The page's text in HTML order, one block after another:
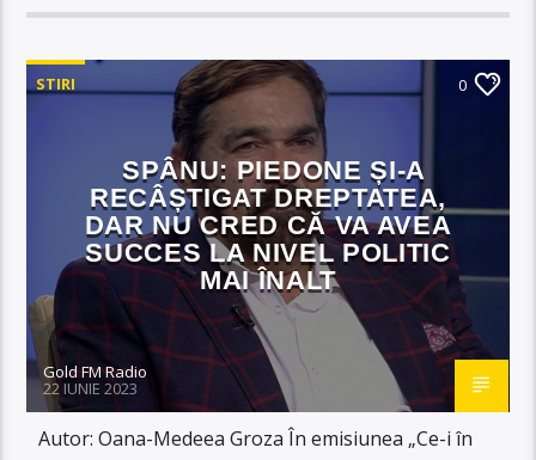
STIRI 0
SPÂNU: PIEDONE ȘI-A
RECÂȘTIGAT DREPTATEA,
DAR NU CRED CĂ VA AVEA
SUCCES LA NIVEL POLITIC
MAI ÎNALT
Gold FM Radio
22 IUNIE 2023
Autor: Oana-Medeea Groza În emisiunea „Ce-i în